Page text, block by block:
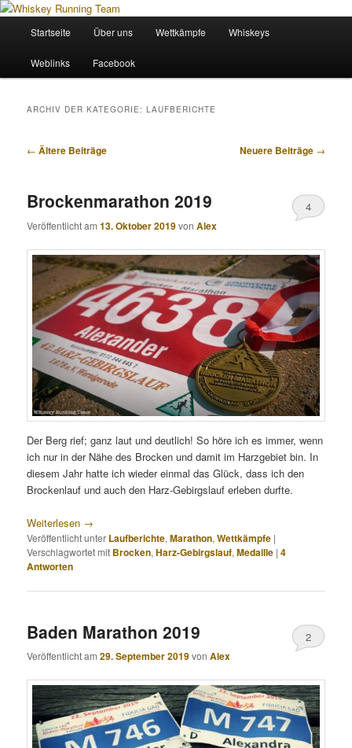
Zum
springen
Zum
springenWhiskey Running Team
Wir sind das Whiskey Running Team
Startseite Über uns Wettkämpfe Whiskeys
Weblinks Facebook
ARCHIV DER KATEGORIE:LAUFBERICHTE
Beitragsnavigation
← Ältere Beiträge Neuere Beiträge →
Brockenmarathon 2019
Veröffentlicht am13. Oktober 2019vonAlex
4
Der Berg rief; ganz laut und deutlich! So höre ich es immer, wenn
ich nur in der Nähe des Brocken und damit im Harzgebiet bin. In
diesem Jahr hatte ich wieder einmal das Glück, dass ich den
Brockenlauf und auch den Harz-Gebirgslauf erleben durfte.
Weiterlesen →
Veröffentlicht unter Laufberichte,Marathon,Wettkämpfe |
Verschlagwortet mit Brocken,Harz-Gebirgslauf,Medaille |4
Antworten
Baden Marathon 2019
Veröffentlicht am29. September 2019vonAlex
2